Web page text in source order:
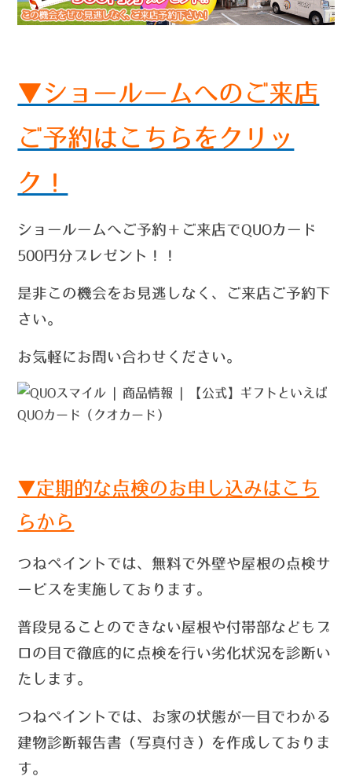
▼ショールームへのご来店
ご予約はこちらをクリッ
ク！
ショールームへご予約＋ご来店でQUOカード
500円分プレゼント！！
是非この機会をお見逃しなく、ご来店ご予約下
さい。
お気軽にお問い合わせください。
▼定期的な点検のお申し込みはこち
らから
つねペイントでは、無料で外壁や屋根の点検サ
ービスを実施しております。
普段見ることのできない屋根や付帯部などもプ
ロの目で徹底的に点検を行い劣化状況を診断い
たします。
つねペイントでは、お家の状態が一目でわかる
建物診断報告書（写真付き）を作成しておりま
す。